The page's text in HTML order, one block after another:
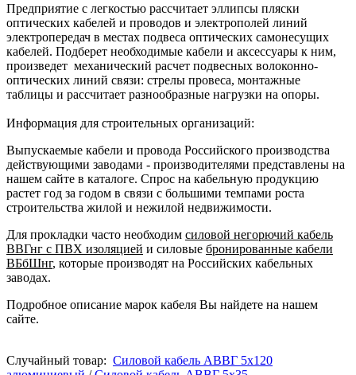
Предприятие с легкостью рассчитает эллипсы пляски
оптических кабелей и проводов и электрополей линий
электропередач в местах подвеса оптических самонесущих
кабелей. Подберет необходимые кабели и аксессуары к ним,
произведет механический расчет подвесных волоконно-
оптических линий связи: стрелы провеса, монтажные
таблицы и рассчитает разнообразные нагрузки на опоры.
Информация для строительных организаций:
Выпускаемые кабели и провода Российского производства
действующими заводами - производителями представлены на
нашем сайте в каталоге. Спрос на кабельную продукцию
растет год за годом в связи с большими темпами роста
строительства жилой и нежилой недвижимости.
Для прокладки часто необходим силовой негорючий кабель
ВВГнг с ПВХ изоляцией и силовые бронированные кабели
ВБбШнг, которые производят на Российских кабельных
заводах.
Подробное описание марок кабеля Вы найдете на нашем
сайте.
Случайный товар: Силовой кабель АВВГ 5х120